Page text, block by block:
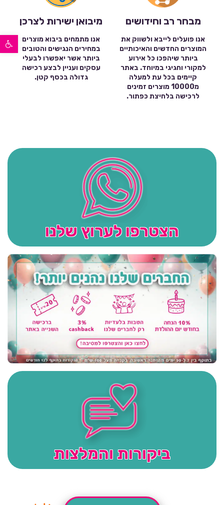
פתח סרגל נגישות
מבחר רב וחידושים
אנו פועלים לייבא ולשווק את
המוצרים החדשים והאיכותיים
ביותר שיהפכו כל אירוע
למקורי וחגיגי במיוחד. באתר
קיימים בכל עת למעלה
מ10000 מוצרים זמינים
לרכישה בלחיצת כפתור.
מיבואן ישירות לצרכן
אנו מתמחים ביבוא מוצרים
במחירים הנגישים והטובים
ביותר אשר יאפשרו לבעלי
עסקים ועניין לבצע רכישה
גדולה בכסף קטן.
הצטרפו לערוץ שלנו
ביקורות והמלצות